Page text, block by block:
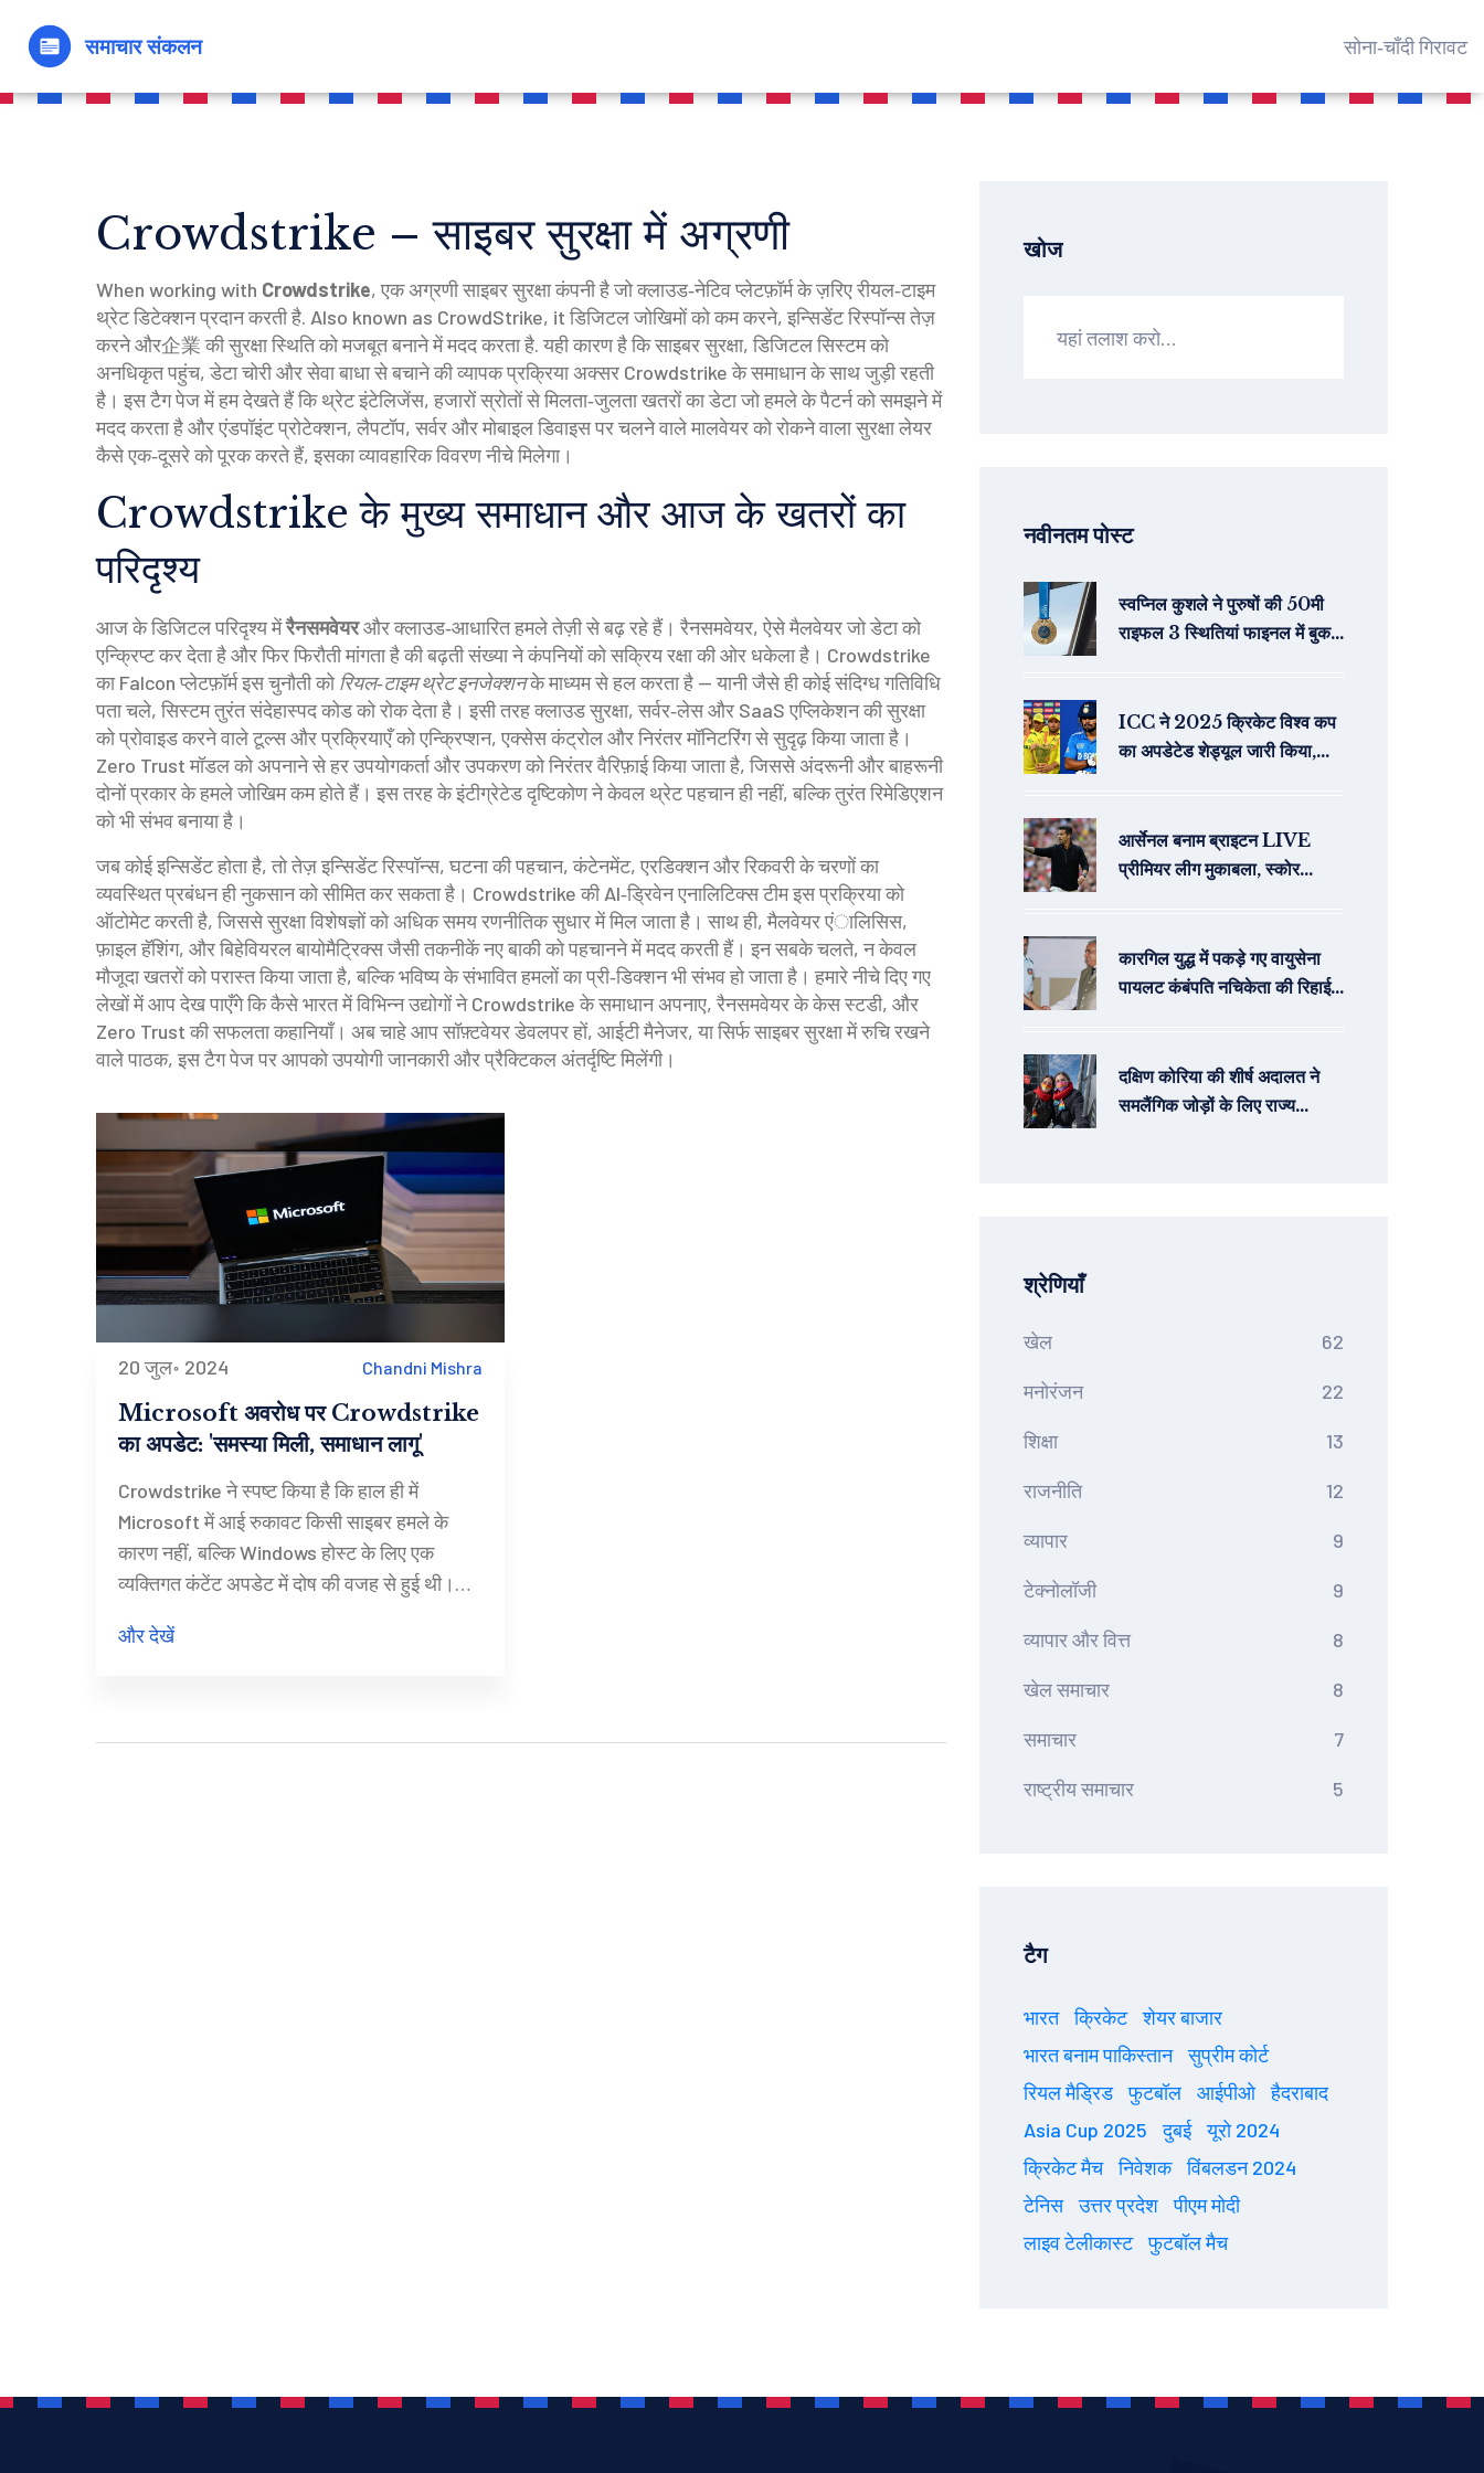
सोना‑चाँदी गिरावट
Crowdstrike – साइबर सुरक्षा में अग्रणी
When working with Crowdstrike,एक अग्रणी साइबर सुरक्षा कंपनी है जो क्लाउड‑नेटिव प्लेटफ़ॉर्म के ज़रिए रीयल‑टाइम
थ्रेट डिटेक्शन प्रदान करती है. Also known as CrowdStrike, itडिजिटल जोखिमों को कम करने, इन्सिडेंट रिस्पॉन्स तेज़
करने और企業 की सुरक्षा स्थिति को मजबूत बनाने में मदद करता है.यही कारण है किसाइबर सुरक्षा,डिजिटल सिस्टम को
अनधिकृत पहुंच, डेटा चोरी और सेवा बाधा से बचाने की व्यापक प्रक्रियाअक्सर Crowdstrike के समाधान के साथ जुड़ी रहती
है। इस टैग पेज में हम देखते हैं किथ्रेट इंटेलिजेंस,हजारों स्रोतों से मिलता‑जुलता खतरों का डेटा जो हमले के पैटर्न को समझने में
मदद करता हैऔरएंडपॉइंट प्रोटेक्शन,लैपटॉप, सर्वर और मोबाइल डिवाइस पर चलने वाले मालवेयर को रोकने वाला सुरक्षा लेयर
कैसे एक‑दूसरे को पूरक करते हैं, इसका व्यावहारिक विवरण नीचे मिलेगा।
Crowdstrike के मुख्य समाधान और आज के खतरों का
परिदृश्य
आज के डिजिटल परिदृश्य मेंरैनसमवेयरऔर क्लाउड‑आधारित हमले तेज़ी से बढ़ रहे हैं।रैनसमवेयर,ऐसे मैलवेयर जो डेटा को
एन्क्रिप्ट कर देता है और फिर फिरौती मांगता हैकी बढ़ती संख्या ने कंपनियों को सक्रिय रक्षा की ओर धकेला है। Crowdstrike
का Falcon प्लेटफ़ॉर्म इस चुनौती कोरियल‑टाइम थ्रेट इनजेक्शनके माध्यम से हल करता है — यानी जैसे ही कोई संदिग्ध गतिविधि
पता चले, सिस्टम तुरंत संदेहास्पद कोड को रोक देता है। इसी तरहक्लाउड सुरक्षा,सर्वर‑लेस और SaaS एप्लिकेशन की सुरक्षा
को प्रोवाइड करने वाले टूल्स और प्रक्रियाएँको एन्क्रिप्शन, एक्सेस कंट्रोल और निरंतर मॉनिटरिंग से सुदृढ़ किया जाता है।
Zero Trust मॉडल को अपनाने से हर उपयोगकर्ता और उपकरण को निरंतर वैरिफ़ाई किया जाता है, जिससे अंदरूनी और बाहरूनी
दोनों प्रकार के हमले जोखिम कम होते हैं। इस तरह के इंटीग्रेटेड दृष्टिकोण ने केवल थ्रेट पहचान ही नहीं, बल्कि तुरंत रिमेडिएशन
को भी संभव बनाया है।
जब कोई इन्सिडेंट होता है, तो तेज़इन्सिडेंट रिस्पॉन्स,घटना की पहचान, कंटेनमेंट, एरडिक्शन और रिकवरी के चरणों का
व्यवस्थित प्रबंधनही नुकसान को सीमित कर सकता है। Crowdstrike की AI‑ड्रिवेन एनालिटिक्स टीम इस प्रक्रिया को
ऑटोमेट करती है, जिससे सुरक्षा विशेषज्ञों को अधिक समय रणनीतिक सुधार में मिल जाता है। साथ ही, मैलवेयर एंालिसिस,
फ़ाइल हॅशिंग, और बिहेवियरल बायोमैट्रिक्स जैसी तकनीकें नए बाकी को पहचानने में मदद करती हैं। इन सबके चलते, न केवल
मौजूदा खतरों को परास्त किया जाता है, बल्कि भविष्य के संभावित हमलों का प्री‑डिक्शन भी संभव हो जाता है। हमारे नीचे दिए गए
लेखों में आप देख पाएँगे कि कैसे भारत में विभिन्न उद्योगों ने Crowdstrike के समाधान अपनाए, रैनसमवेयर के केस स्टडी, और
Zero Trust की सफलता कहानियाँ। अब चाहे आप सॉफ़्टवेयर डेवलपर हों, आईटी मैनेजर, या सिर्फ साइबर सुरक्षा में रुचि रखने
वाले पाठक, इस टैग पेज पर आपको उपयोगी जानकारी और प्रैक्टिकल अंतर्दृष्टि मिलेंगी।
20 जुल॰ 2024 Chandni Mishra
Microsoft अवरोध पर Crowdstrike
का अपडेट: 'समस्या मिली, समाधान लागू'
Crowdstrike ने स्पष्ट किया है कि हाल ही में
Microsoft में आई रुकावट किसी साइबर हमले के
कारण नहीं, बल्कि Windows होस्ट के लिए एक
व्यक्तिगत कंटेंट अपडेट में दोष की वजह से हुई थी।
समाधान त्वरित रूप से लागू किया गया। मैक और
कारण विभिन्न क्षेत्रों में व्यापक व्यवधान हुआ।
और देखें
खोज
नवीनतम पोस्ट
स्वप्निल कुशले ने पुरुषों की 50मी
राइफल 3 स्थितियां फाइनल में बुक
ICC ने 2025 क्रिकेट विश्व कप
का अपडेटेड शेड्यूल जारी किया,
आर्सेनल बनाम ब्राइटन LIVE
प्रीमियर लीग मुकाबला, स्कोर
कारगिल युद्ध में पकड़े गए वायुसेना
पायलट कंबंपति नचिकेता की रिहाई में
दक्षिण कोरिया की शीर्ष अदालत ने
समलैंगिक जोड़ों के लिए राज्य
श्रेणियाँ
खेल 62
मनोरंजन 22
शिक्षा 13
राजनीति 12
व्यापार 9
टेक्नोलॉजी 9
व्यापार और वित्त 8
खेल समाचार 8
समाचार 7
राष्ट्रीय समाचार 5
टैग
भारत क्रिकेट
शेयर बाजार
भारत बनाम पाकिस्तान
सुप्रीम कोर्ट
रियल मैड्रिड
फुटबॉल आईपीओ
हैदराबाद
Asia Cup 2025
दुबई
यूरो 2024
क्रिकेट मैच
निवेशक
विंबलडन 2024
टेनिस
उत्तर प्रदेश
पीएम मोदी
लाइव टेलीकास्ट
फुटबॉल मैच